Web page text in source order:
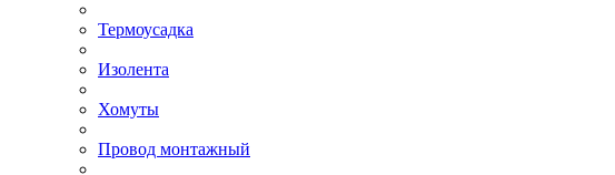
Термоусадка
Изолента
Хомуты
Провод монтажный